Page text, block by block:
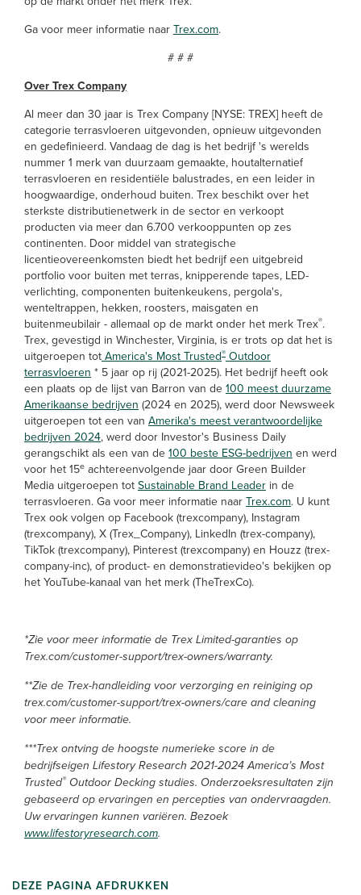
Ga voor meer informatie naar Trex.com.
# # #
Over Trex Company
Al meer dan 30 jaar is Trex Company [NYSE: TREX] heeft de
categorie terrasvloeren uitgevonden, opnieuw uitgevonden
en gedefinieerd. Vandaag de dag is het bedrijf 's werelds
nummer 1 merk van duurzaam gemaakte, houtalternatief
terrasvloeren en residentiële balustrades, en een leider in
hoogwaardige, onderhoud buiten. Trex beschikt over het
sterkste distributienetwerk in de sector en verkoopt
producten via meer dan 6.700 verkooppunten op zes
continenten. Door middel van strategische
licentieovereenkomsten biedt het bedrijf een uitgebreid
portfolio voor buiten met terras, knipperende tapes, LED-
verlichting, componenten buitenkeukens, pergola's,
wenteltrappen, hekken, roosters, maisgaten en
buitenmeubilair - allemaal op de markt onder het merk Trex®.
Trex, gevestigd in Winchester, Virginia, is er trots op dat het is
uitgeroepen tot America's Most Trusted® Outdoor
terrasvloeren * 5 jaar op rij (2021-2025). Het bedrijf heeft ook
een plaats op de lijst van Barron van de 100 meest duurzame
Amerikaanse bedrijven (2024 en 2025), werd door Newsweek
uitgeroepen tot een van Amerika's meest verantwoordelijke
bedrijven 2024, werd door Investor's Business Daily
gerangschikt als een van de 100 beste ESG-bedrijven en werd
voor het 15e achtereenvolgende jaar door Green Builder
Media uitgeroepen tot Sustainable Brand Leader in de
terrasvloeren. Ga voor meer informatie naar Trex.com. U kunt
Trex ook volgen op Facebook (trexcompany), Instagram
(trexcompany), X (Trex_Company), LinkedIn (trex-company),
TikTok (trexcompany), Pinterest (trexcompany) en Houzz (trex-
company-inc), of product- en demonstratievideo's bekijken op
het YouTube-kanaal van het merk (TheTrexCo).
*Zie voor meer informatie de Trex Limited-garanties op
Trex.com/customer-support/trex-owners/warranty.
**Zie de Trex-handleiding voor verzorging en reiniging op
trex.com/customer-support/trex-owners/care and cleaning
voor meer informatie.
***Trex ontving de hoogste numerieke score in de
bedrijfseigen Lifestory Research 2021-2024 America’s Most
Trusted®Outdoor Decking studies. Onderzoeksresultaten zijn
gebaseerd op ervaringen en percepties van ondervraagden.
Uw ervaringen kunnen variëren. Bezoek
www.lifestoryresearch.com.
DEZE PAGINA AFDRUKKEN